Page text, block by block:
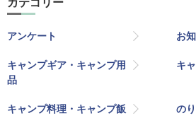
アンケート お
キャンプギア・キャンプ用
品
キ
キャンプ料理・キャンプ飯 の